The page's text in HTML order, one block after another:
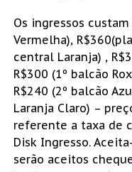
Os ingressos
Vermelha),
central Laranja) ,
R$300 (1º balcão
R$240 (2º balcão
Laranja Claro) –
referente a taxa de
Disk Ingresso.
serão aceitos